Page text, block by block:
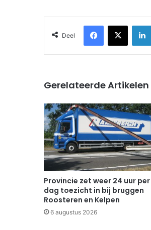
Deel
Facebook
X
Gerelateerde Artikelen
Provincie zet weer 24 uur per
dag toezicht in bij bruggen
Roosteren en Kelpen
6 augustus 2026